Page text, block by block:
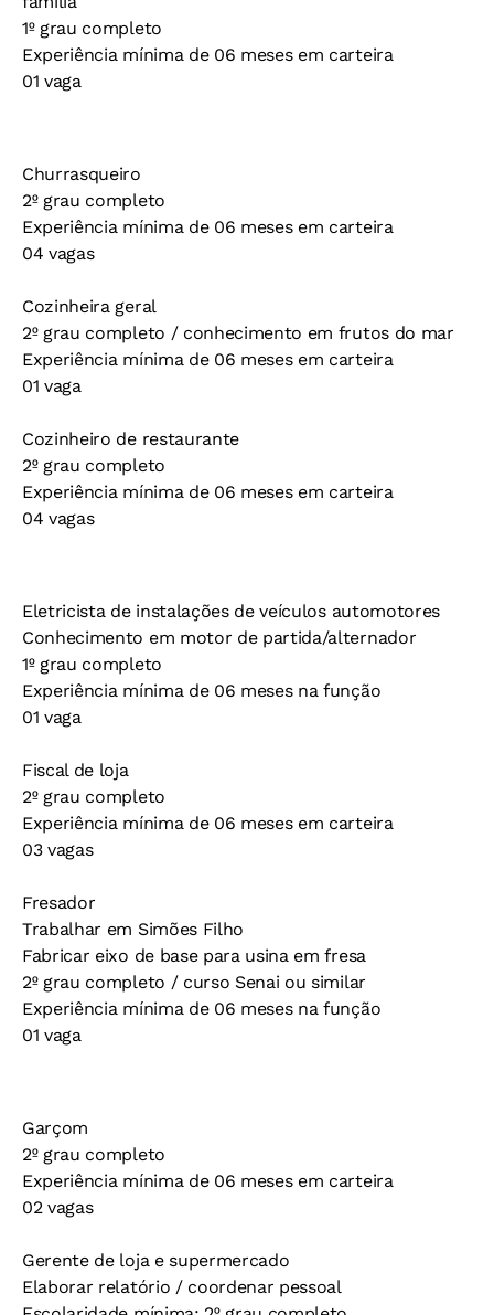
1º grau completo
Experiência mínima de 06 meses em carteira
01 vaga
Churrasqueiro
2º grau completo
Experiência mínima de 06 meses em carteira
04 vagas
Cozinheira geral
2º grau completo / conhecimento em frutos do mar
Experiência mínima de 06 meses em carteira
01 vaga
Cozinheiro de restaurante
2º grau completo
Experiência mínima de 06 meses em carteira
04 vagas
Eletricista de instalações de veículos automotores
Conhecimento em motor de partida/alternador
1º grau completo
Experiência mínima de 06 meses na função
01 vaga
Fiscal de loja
2º grau completo
Experiência mínima de 06 meses em carteira
03 vagas
Fresador
Trabalhar em Simões Filho
Fabricar eixo de base para usina em fresa
2º grau completo / curso Senai ou similar
Experiência mínima de 06 meses na função
01 vaga
Garçom
2º grau completo
Experiência mínima de 06 meses em carteira
02 vagas
Gerente de loja e supermercado
Elaborar relatório / coordenar pessoal